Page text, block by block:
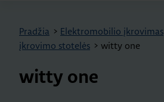
Pradžia > Elektromobilio įkrovimas
įkrovimo stotelės > witty one
witty one